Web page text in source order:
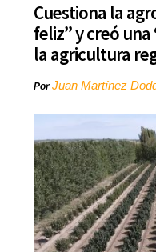
Cuestiona la
feliz” y creó
la agricultura
PorJuan Martínez